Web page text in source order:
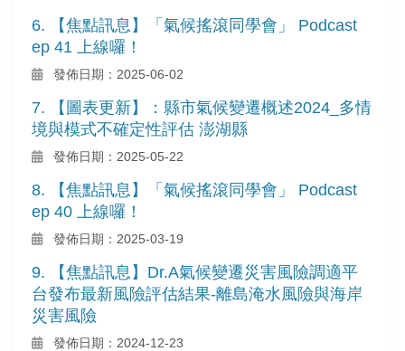
6. 【焦點訊息】「氣候搖滾同學會」 Podcast
ep 41 上線囉！
發佈日期：2025-06-02
7. 【圖表更新】：縣市氣候變遷概述2024_多情
境與模式不確定性評估 澎湖縣
發佈日期：2025-05-22
8. 【焦點訊息】「氣候搖滾同學會」 Podcast
ep 40 上線囉！
發佈日期：2025-03-19
9. 【焦點訊息】Dr.A氣候變遷災害風險調適平
台發布最新風險評估結果-離島淹水風險與海岸
災害風險
發佈日期：2024-12-23